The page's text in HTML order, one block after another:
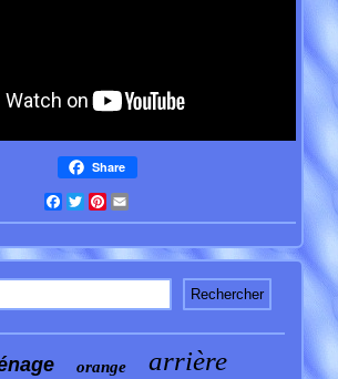
Share
Facebook
TwitterPinterest
orange arrière